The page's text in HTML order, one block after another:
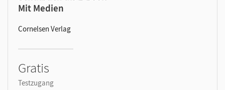
Mit Medien
Cornelsen Verlag
Gratis
Testzugang